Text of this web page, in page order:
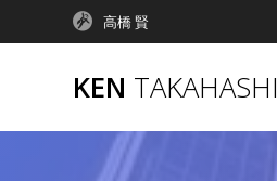
ン
高橋 賢
KEN TAKAHASHI